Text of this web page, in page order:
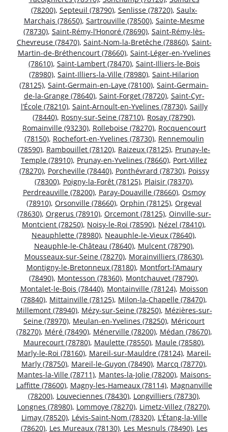
(78200), Septeuil (78790), Senlisse (78720), Saulx-
Marchais (78650), Sartrouville (78500), Sainte-Mesme
(78730), Saint-Rémy-l’Honoré (78690), Saint-Rémy-lès-
Chevreuse (78470), Saint-Nom-la-Bretêche (78860), Saint-
Martin-de-Bréthencourt (78660), Saint-Léger-en-Yvelines
(78610), Saint-Lambert (78470), Saint-Illiers-le-Bois
(78980), Saint-Illiers-la-Ville (78980), Saint-Hilarion
(78125), Saint-Germain-en-Laye (78100), Saint-Germain-
de-la-Grange (78640), Saint-Forget (78720), Saint-Cyr-
l’École (78210), Saint-Arnoult-en-Yvelines (78730), Sailly
(78440), Rosny-sur-Seine (78710), Rosay (78790),
Romainville (93230), Rolleboise (78270), Rocquencourt
(78150), Rochefort-en-Yvelines (78730), Rennemoulin
(78590), Rambouillet (78120), Raizeux (78125), Prunay-le-
Temple (78910), Prunay-en-Yvelines (78660), Port-Villez
(78270), Porcheville (78440), Ponthévrard (78730), Poissy
(78300), Poigny-la-Forêt (78125), Plaisir (78370),
Perdreauville (78200), Paray-Douaville (78660), Osmoy
(78910), Orsonville (78660), Orphin (78125), Orgeval
(78630), Orgerus (78910), Orcemont (78125), Oinville-sur-
Montcient (78250), Noisy-le-Roi (78590), Nézel (78410),
Neauphlette (78980), Neauphle-le-Vieux (78640),
Neauphle-le-Château (78640), Mulcent (78790),
Mousseaux-sur-Seine (78270), Morainvilliers (78630),
Montigny-le-Bretonneux (78180), Montfort-l’Amaury
(78490), Montesson (78360), Montchauvet (78790),
Montalet-le-Bois (78440), Montainville (78124), Moisson
(78840), Mittainville (78125), Milon-la-Chapelle (78470),
Millemont (78940), Mézy-sur-Seine (78250), Mézières-sur-
Seine (78970), Meulan-en-Yvelines (78250), Méricourt
(78270), Méré (78490), Ménerville (78200), Médan (78670),
Maurecourt (78780), Maulette (78550), Maule (78580),
Marly-le-Roi (78160), Mareil-sur-Mauldre (78124), Mareil-
Marly (78750), Mareil-le-Guyon (78490), Marcq (78770),
Mantes-la-Ville (78711), Mantes-la-Jolie (78200), Maisons-
Laffitte (78600), Magny-les-Hameaux (78114), Magnanville
(78200), Louveciennes (78430), Longvilliers (78730),
Longnes (78980), Lommoye (78270), Limetz-Villez (78270),
Limay (78520), Lévis-Saint-Nom (78320), L’Étang-la-Ville
(78620), Les Mureaux (78130), Les Mesnuls (78490), Les